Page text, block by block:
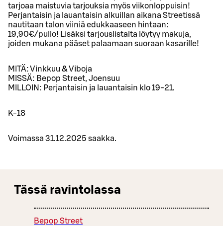
tarjoaa maistuvia tarjouksia myös viikonloppuisin!
Perjantaisin ja lauantaisin alkuillan aikana Streetissä
nautitaan talon viiniä edukkaaseen hintaan:
19,90€/pullo! Lisäksi tarjouslistalta löytyy makuja,
joiden mukana pääset palaamaan suoraan kasarille!
MITÄ: Vinkkuu & Viboja
MISSÄ: Bepop Street, Joensuu
MILLOIN: Perjantaisin ja lauantaisin klo 19-21.
K-18
Voimassa 31.12.2025 saakka.
Tässä ravintolassa
Bepop Street